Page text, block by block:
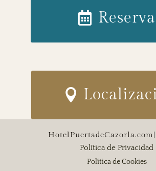
HotelPuertadeCazorla.com
Política de Privacidad
Política de Cookies